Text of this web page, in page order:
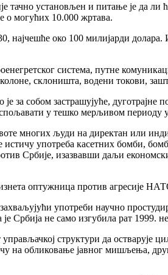
тачно установљен и питање је да ли
о могућих 10.000 жртава.
најчешће око 100 милијарди
система, путне
склоништа, водени токови,
за собом застрашујуће, дуготрајне
у тешко мерљивом периоду
многих људи на директан или
употреба касетних бомби,
Србије, изазвавши даљи
оптужница против агресије
употреби научно
не само изгубила рат 1999.
структури да остварује
на обликовање јавног мишљења,